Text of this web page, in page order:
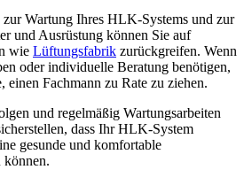
Wartung Ihres HLK-Systems und zur
und Ausrüstung können Sie auf
wie Lüftungsfabrik zurückgreifen. Wenn
oder individuelle Beratung benötigen,
einen Fachmann zu Rate zu ziehen.
und regelmäßig Wartungsarbeiten
dass Ihr HLK-System
gesunde und komfortable
können.